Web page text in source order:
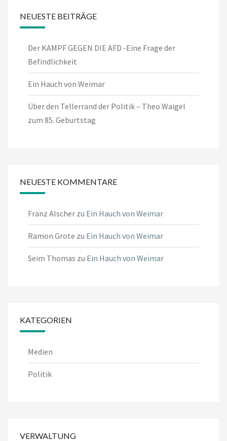
NEUESTE BEITRÄGE
Der KAMPF GEGEN DIE AFD -Eine Frage der
Befindlichkeit
Ein Hauch von Weimar
Über den Tellerrand der Politik – Theo Waigel
zum 85. Geburtstag
NEUESTE KOMMENTARE
Franz Alscher zu Ein Hauch von Weimar
Ramon Grote zu Ein Hauch von Weimar
Seim Thomas zu Ein Hauch von Weimar
KATEGORIEN
Medien
Politik
VERWALTUNG